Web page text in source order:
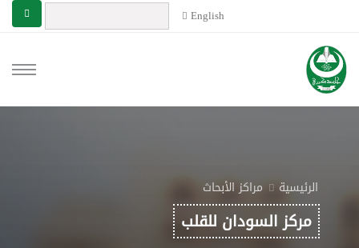
English
الرئيسية مراكز الأبحاث
مركز السودان للقلب